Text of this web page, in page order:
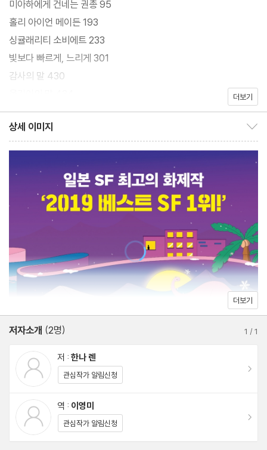
미아하에게 건네는 권총 95
홀리 아이언 메이든 193
싱귤래리티 소비에트 233
빛보다 빠르게, 느리게 301
감사의 말 430
더보기
상세 이미지
더보기
저자소개 (2명) 1 /1
저 : 한나 렌
관심작가 알림신청
역 : 이영미
관심작가 알림신청